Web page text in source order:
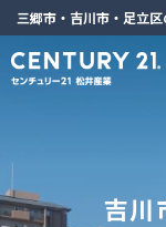
三郷市・吉川市・足立
吉